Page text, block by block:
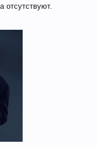
отсутствуют.